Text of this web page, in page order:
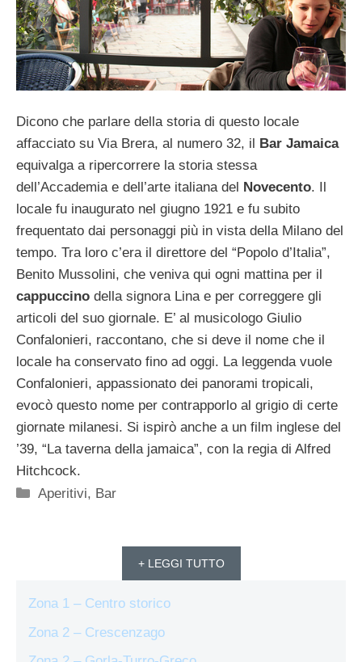
Dicono che parlare della storia di questo locale
affacciato su Via Brera, al numero 32, il
Bar Jamaica
equivalga a ripercorrere la storia stessa
dell’Accademia e dell’arte italiana del
Novecento. Il
locale fu inaugurato nel giugno 1921 e fu subito
frequentato dai personaggi più in vista della Milano del
tempo. Tra loro c’era il direttore del “Popolo d’Italia”,
Benito Mussolini, che veniva qui ogni mattina per il
cappuccino della signora Lina e per correggere gli
articoli del suo giornale. E’ al musicologo Giulio
Confalonieri, raccontano, che si deve il nome che il
locale ha conservato fino ad oggi. La leggenda vuole
Confalonieri, appassionato dei panorami tropicali,
evocò questo nome per contrapporlo al grigio di certe
giornate milanesi. Si ispirò anche a un film inglese del
’39, “La taverna della jamaica”, con la regia di Alfred
Hitchcock.
Categorie
Aperitivi, Bar
+ LEGGI TUTTO
Zona 1 – Centro storico
Zona 2 – Crescenzago